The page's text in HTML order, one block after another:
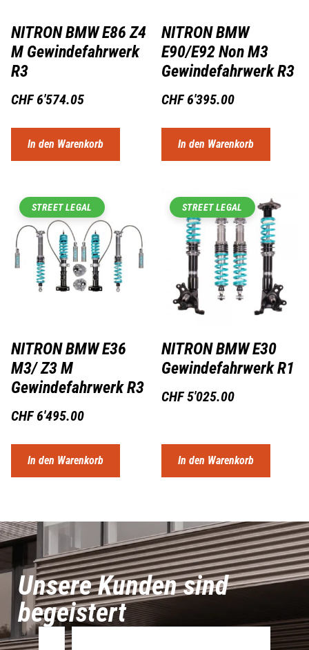
NITRON BMW E86 Z4
M Gewindefahrwerk
R3
CHF6'574.05
In den Warenkorb
NITRON BMW
E90/E92 Non M3
Gewindefahrwerk R3
CHF6'395.00
In den Warenkorb
STREET LEGAL
NITRON BMW E36
M3/ Z3 M
Gewindefahrwerk R3
CHF6'495.00
In den Warenkorb
STREET LEGAL
NITRON BMW E30
Gewindefahrwerk R1
CHF5'025.00
In den Warenkorb
Unsere Kunden sind
begeistert